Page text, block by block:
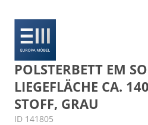
POLSTERBETT EM
LIEGEFLÄCHE CA.
STOFF, GRAU
ID 141805